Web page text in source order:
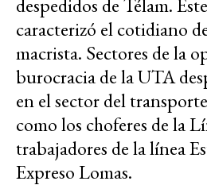
despedidos de Télam.
caracterizó el cotidiano
macrista. Sectores de la
burocracia de la UTA
en el sector del
como los choferes de la
trabajadores de la línea
Expreso Lomas.